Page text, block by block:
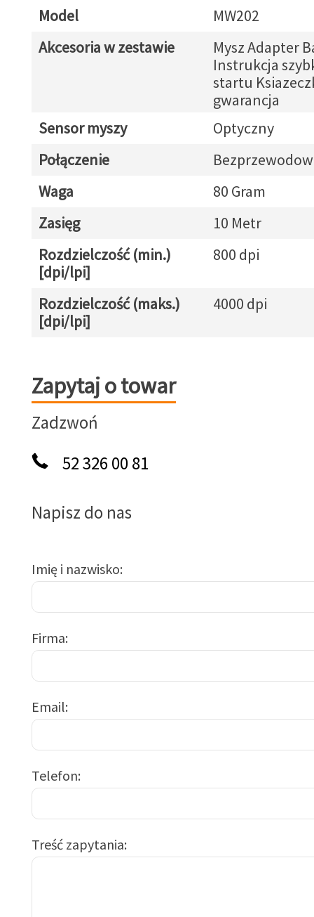
Model
MW202
Akcesoria w zestawie
Mysz Adapter
Instrukcja
startu
gwarancja
Sensor myszy
Optyczny
Połączenie
Waga
80 Gram
Zasięg
10 Metr
Rozdzielczość (min.)
[dpi/lpi]
800 dpi
Rozdzielczość (maks.)
[dpi/lpi]
4000 dpi
Zapytaj o towar
Zapytaj o towar
Zadzwoń
52 326 00 81
Napisz do nas
Imię i nazwisko
Firma
Email
Telefon
Treść zapytania